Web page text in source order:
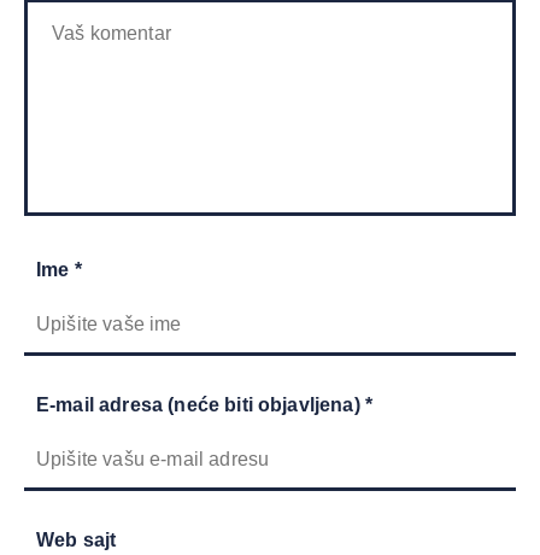
Ime *
E-mail adresa (neće biti objavljena) *
Web sajt